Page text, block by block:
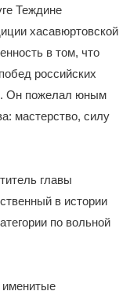
Теждине
хасавюртовской
в том, что
российских
Он пожелал юным
мастерство, силу
главы
в истории
по вольной
именитые